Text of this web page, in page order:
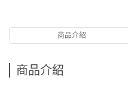
商品介紹
商品介紹